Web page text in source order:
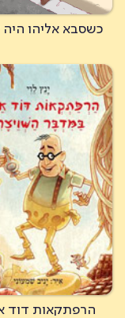
כשסבא אליהו היה
הרפתקאות דוד